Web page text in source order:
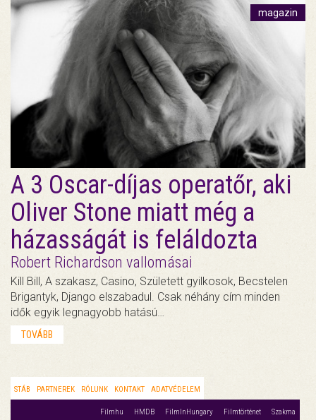
magazin
A 3 Oscar-díjas operatőr, aki
Oliver Stone miatt még a
házasságát is feláldozta
Robert Richardson vallomásai
Kill Bill, A szakasz, Casino, Született gyilkosok, Becstelen
Brigantyk, Django elszabadul. Csak néhány cím minden
idők egyik legnagyobb hatású…
TOVÁBB
STÁB PARTNEREK RÓLUNK KONTAKT ADATVÉDELEM
Filmhu HMDB FilmInHungary Filmtörténet Szakma